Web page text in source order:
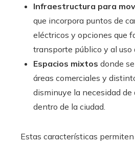
Infraestructura para
que incorpora puntos de
eléctricos y opciones que
transporte público y al uso
Espacios mixtos donde
áreas comerciales y
disminuye la necesidad
dentro de la ciudad.
Estas características